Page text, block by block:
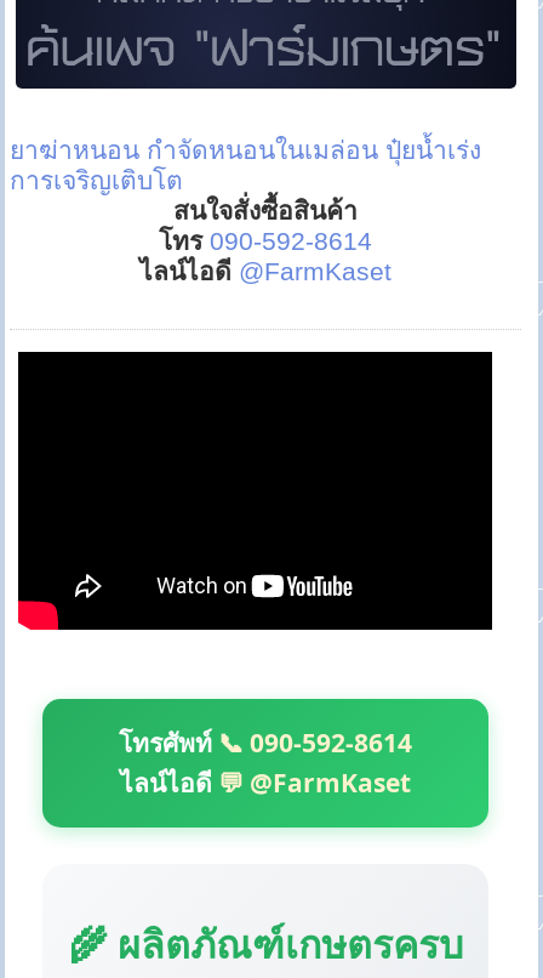
ยาฆ่าหนอน กำจัดหนอนในเมล่อน ปุ๋ยน้ำเร่ง
การเจริญเติบโต
สนใจสั่งซื้อสินค้า
โทร 090-592-8614
ไลน์ไอดี @FarmKaset
โทรศัพท์ 📞 090-592-8614
ไลน์ไอดี 💬 @FarmKaset
🌾 ผลิตภัณฑ์เกษตรครบ